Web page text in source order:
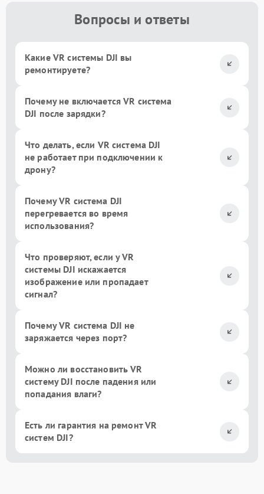
Вопросы и ответы
Какие VR системы DJI вы
ремонтируете?
Почему не включается VR система
DJI после зарядки?
Что делать, если VR система DJI
не работает при подключении к
дрону?
Почему VR система DJI
перегревается во время
использования?
Что проверяют, если у VR
системы DJI искажается
изображение или пропадает
сигнал?
Почему VR система DJI не
заряжается через порт?
Можно ли восстановить VR
систему DJI после падения или
попадания влаги?
Есть ли гарантия на ремонт VR
систем DJI?